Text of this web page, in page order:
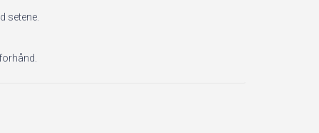
setene.